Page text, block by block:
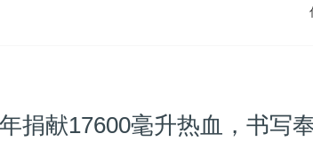
捐献17600毫升热血，书写